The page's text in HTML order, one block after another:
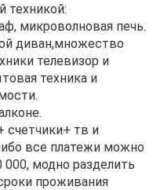
техникой:
микроволновая печь.
диван,множество
телевизор и
техника и
счетчики+ тв и
все платежи можно
модно разделить
проживания